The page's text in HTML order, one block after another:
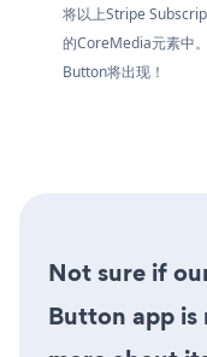
将以上Stripe
的CoreMedia元素中
Button将出现！
Not sure if
Button app